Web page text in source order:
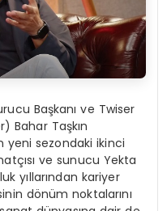
Başkanı ve Twiser
Bahar Taşkın
yeni sezondaki ikinci
ve sunucu Yekta
yıllarından kariyer
dönüm noktalarını